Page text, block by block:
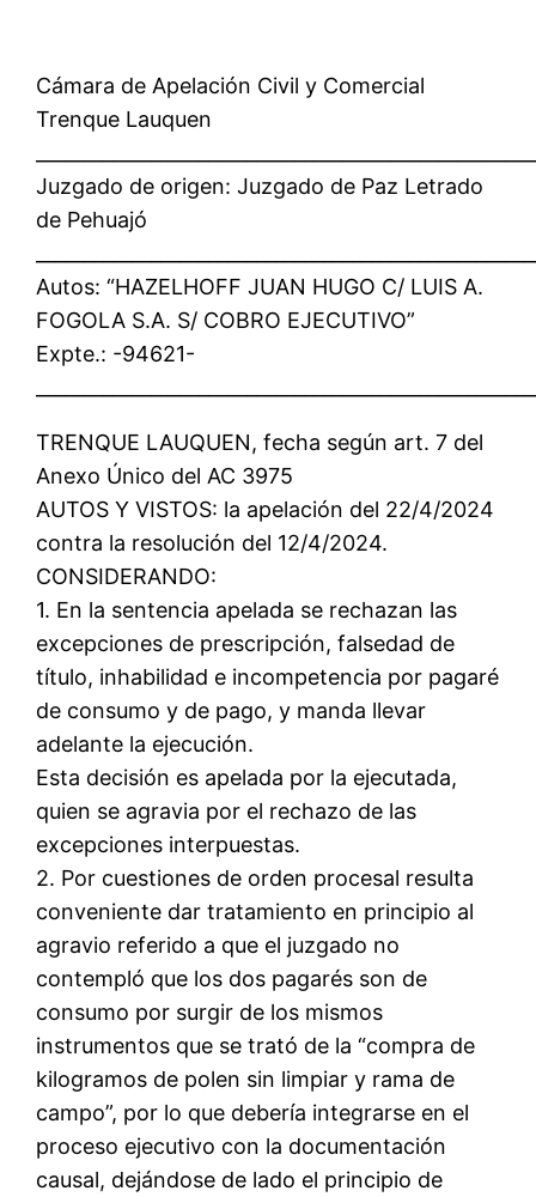
Cámara de Apelación Civil y Comercial
Trenque Lauquen
Juzgado de origen: Juzgado de Paz Letrado
de Pehuajó
Autos: “HAZELHOFF JUAN HUGO C/ LUIS A.
FOGOLA S.A. S/ COBRO EJECUTIVO”
Expte.: -94621-
TRENQUE LAUQUEN, fecha según art. 7 del
Anexo Único del AC 3975
AUTOS Y VISTOS: la apelación del 22/4/2024
contra la resolución del 12/4/2024.
CONSIDERANDO:
1. En la sentencia apelada se rechazan las
excepciones de prescripción, falsedad de
título, inhabilidad e incompetencia por pagaré
de consumo y de pago, y manda llevar
adelante la ejecución.
Esta decisión es apelada por la ejecutada,
quien se agravia por el rechazo de las
excepciones interpuestas.
2. Por cuestiones de orden procesal resulta
conveniente dar tratamiento en principio al
agravio referido a que el juzgado no
contempló que los dos pagarés son de
consumo por surgir de los mismos
instrumentos que se trató de la “compra de
kilogramos de polen sin limpiar y rama de
campo”, por lo que debería integrarse en el
proceso ejecutivo con la documentación
causal, dejándose de lado el principio de